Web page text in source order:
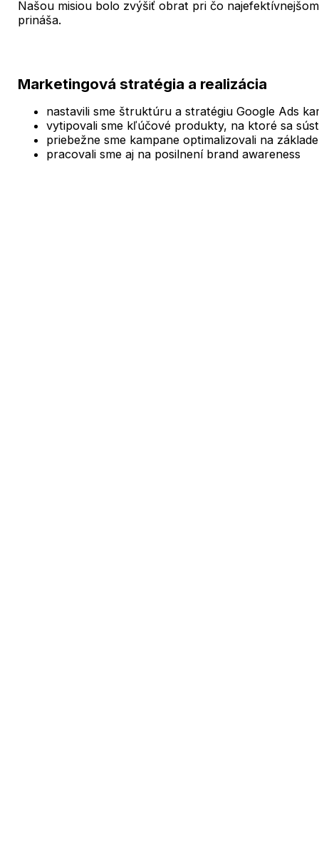
Našou misiou bolo zvýšiť obrat pri čo
prináša.
Marketingová stratégia a realizácia
nastavili sme štruktúru a stratégiu Google Ads
vytipovali sme kľúčové produkty, na ktoré sa
priebežne sme kampane optimalizovali na
pracovali sme aj na posilnení brand awareness